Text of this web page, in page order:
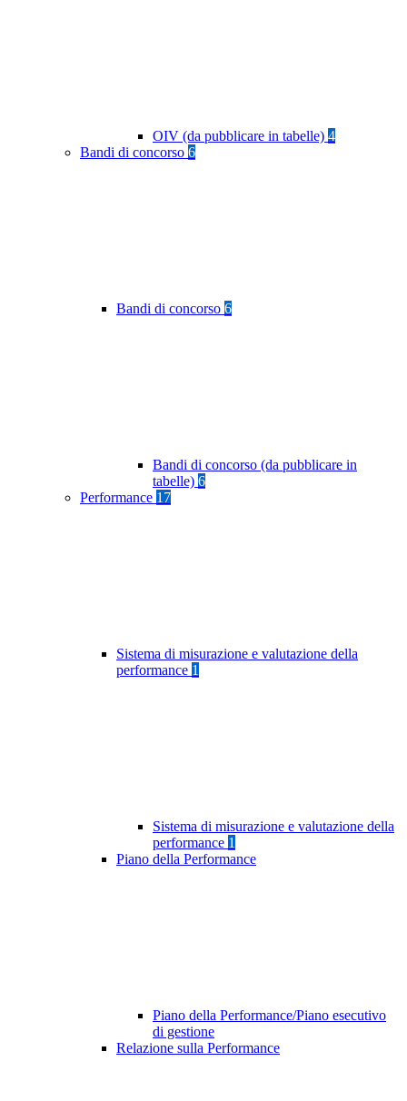
OIV (da pubblicare in tabelle) 4
Bandi di concorso 6
Bandi di concorso 6
Bandi di concorso (da pubblicare in
tabelle) 6
Performance 17
Sistema di misurazione e valutazione della
performance 1
Sistema di misurazione e valutazione della
performance 1
Piano della Performance
Piano della Performance/Piano esecutivo
di gestione
Relazione sulla Performance